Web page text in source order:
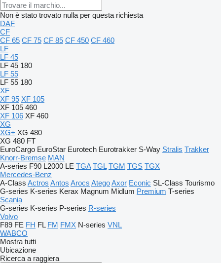
Non è stato trovato nulla per questa richiesta
DAF
CF
CF 65 CF 75 CF 85 CF 450 CF 460
LF
LF 45
LF 45 180
LF 55
LF 55 180
XF
XF 95 XF 105
XF 105 460
XF 106 XF 460
XG
XG+ XG 480
XG 480 FT
EuroCargo EuroStar Eurotech Eurotrakker S-Way Stralis Trakker
Knorr-Bremse MAN
A-series F90 L2000 LE TGA TGL TGM TGS TGX
Mercedes-Benz
A-Class Actros Antos Arocs AtegoAxor Econic SL-Class Tourismo
G-series K-series Kerax Magnum Midlum Premium T-series
Scania
G-series K-series P-series R-series
Volvo
F89 FE FH FL FM FMX N-series VNL
WABCO
Mostra tutti
Ubicazione
Ricerca a raggiera